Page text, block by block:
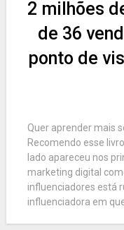
2 milhões
de 36
ponto de
Quer aprender mais
Recomendo esse
lado apareceu nos
marketing digital
influenciadores está
influenciadora em